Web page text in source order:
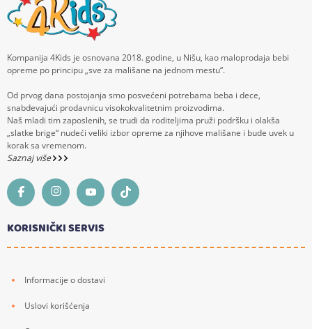
Kompanija 4Kids je osnovana 2018. godine, u Nišu, kao maloprodaja bebi
opreme po principu „sve za mališane na jednom mestu“.
Od prvog dana postojanja smo posvećeni potrebama beba i dece,
snabdevajući prodavnicu visokokvalitetnim proizvodima.
Naš mladi tim zaposlenih, se trudi da roditeljima pruži podršku i olakša
„slatke brige“ nudeći veliki izbor opreme za njihove mališane i bude uvek u
korak sa vremenom.
Saznaj više
KORISNIČKI SERVIS
Informacije o dostavi
Uslovi korišćenja